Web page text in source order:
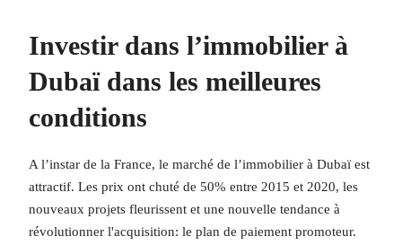
Investir dans l’immobilier à
Dubaï dans les meilleures
conditions
A l’instar de la France, le marché de l’immobilier à Dubaï est
attractif. Les prix ont chuté de 50% entre 2015 et 2020, les
nouveaux projets fleurissent et une nouvelle tendance à
révolutionner l'acquisition: le plan de paiement promoteur.